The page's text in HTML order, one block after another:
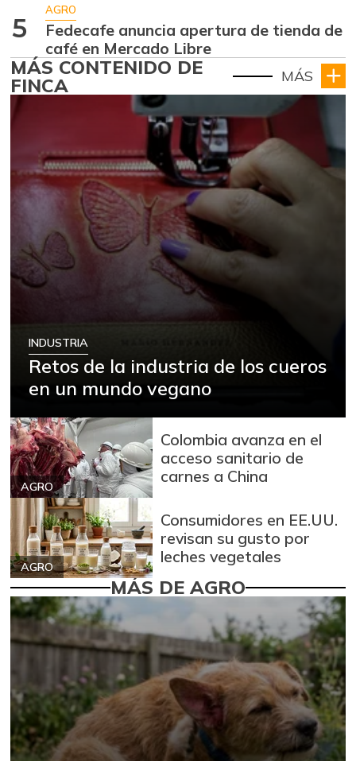
5
AGRO
Fedecafe anuncia apertura de tienda de
café en Mercado Libre
MÁS CONTENIDO DE
FINCA MÁS
INDUSTRIA
Retos de la industria de los cueros
en un mundo vegano
AGRO
Colombia avanza en el
acceso sanitario de
carnes a China
AGRO
Consumidores en EE.UU.
revisan su gusto por
leches vegetales
MÁS DE AGRO